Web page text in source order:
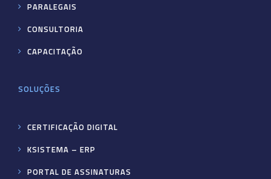
PARALEGAIS
CONSULTORIA
CAPACITAÇÃO
SOLUÇÕES
CERTIFICAÇÃO DIGITAL
KSISTEMA – ERP
PORTAL DE ASSINATURAS